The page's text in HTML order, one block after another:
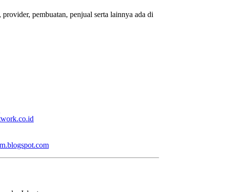
pembuatan, penjual serta lainnya ada di